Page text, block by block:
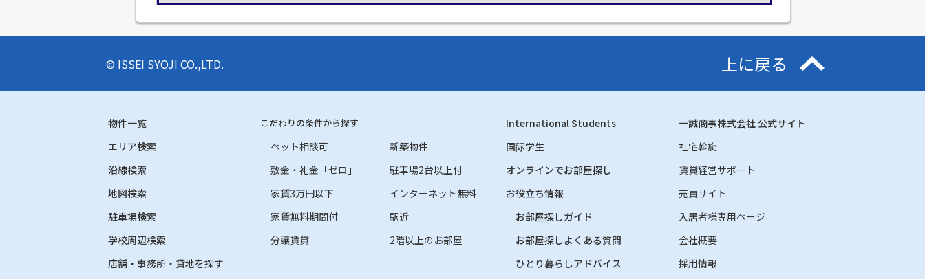
© ISSEI SYOJI CO.,LTD. 上に戻る
物件一覧
エリア検索
沿線検索
地図検索
駐車場検索
学校周辺検索
店舗・事務所・貸地を探す
こだわりの条件から探す
ペット相談可
敷金・礼金「ゼロ」
家賃3万円以下
家賃無料期間付
分譲賃貸
新築物件
駐車場2台以上付
インターネット無料
駅近
2階以上のお部屋
International Students
国际学生
オンラインでお部屋探し
お役立ち情報
お部屋探しガイド
お部屋探しよくある質問
ひとり暮らしアドバイス
一誠商事株式会社 公式サイト
社宅斡旋
賃貸経営サポート
売買サイト
入居者様専用ページ
会社概要
採用情報